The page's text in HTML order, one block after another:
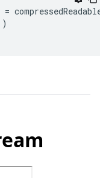
=
)